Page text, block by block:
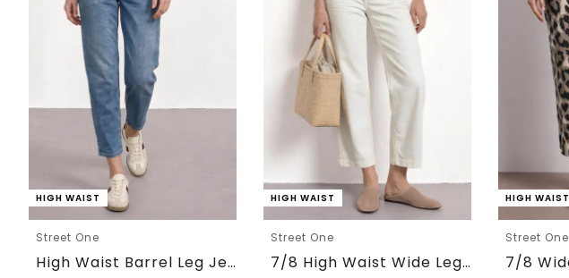
HIGH WAIST
Street One
High Waist Barrel Leg Jeans im Loose Fit
HIGH WAIST
Street One
7/8 High Waist Wide Leg Jeans im Loose Fit
HIGH WAIST
Street One